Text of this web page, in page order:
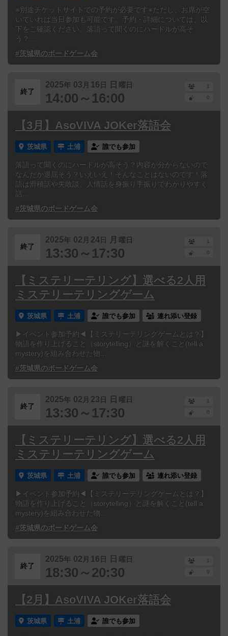
※別途チケットサイトでの予約が必要です※ただし、お席が空
いていれば当日参加も可能です。予約・詳細については、以
下をご確認ください。落語って聞くのにハードルが高そ
う？...
#茨城県のボードゲーム会
終了
2025年 03 月 16 日 日 曜日
14:00～16:00
1
0
【3月】AsoVIVA JOKer落語会
茨城県 土浦 誰でも参加
落語って聞くのにハードルが高そう？内容が分からないので
なんだか退屈そう？いえいえ！そんなことはないのです！落
語は滑稽話や失敗談、人情話を身振り手振りでわかりやすく
話...
#茨城県のボードゲーム会
終了
2025年 02 月 24 日 月 曜日
13:30～17:30
1
0
【ミステリーテリング】選べる2人用
ミステリーテリングゲーム
茨城県 土浦 誰でも参加 連れ添い登録
▶イベント参加予約◀【ミステリーテリングゲームとは？】
物語を作り上げること（storytelling）と謎を解くこと(tell a
mystery)を組み合わせた物...
#茨城県のボードゲーム会
終了
2025年 02 月 23 日 日 曜日
13:30～17:30
1
0
【ミステリーテリング】選べる2人用
ミステリーテリングゲーム
茨城県 土浦 誰でも参加 連れ添い登録
▶イベント参加予約◀【ミステリーテリングゲームとは？】
物語を作り上げること（storytelling）と謎を解くこと(tell a
mystery)を組み合わせた物...
#茨城県のボードゲーム会
終了
2025年 02 月 16 日 日 曜日
18:30～20:30
1
0
【2月】AsoVIVA JOKer落語会
茨城県 土浦 誰でも参加